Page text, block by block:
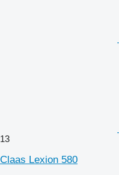
13
Claas Lexion 580